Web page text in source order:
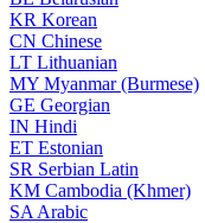
KR Korean
CN Chinese
LT Lithuanian
MY Myanmar (Burmese)
GE Georgian
IN Hindi
ET Estonian
SR Serbian Latin
KM Cambodia (Khmer)
SA Arabic